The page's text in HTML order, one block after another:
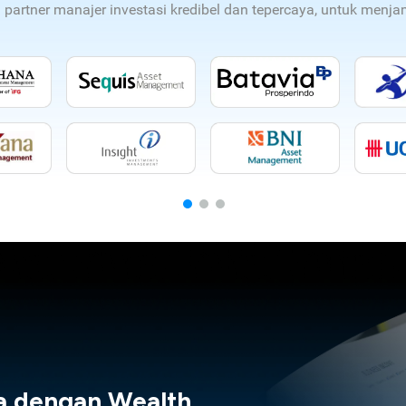
manajer investasi kredibel dan tepercaya, untuk